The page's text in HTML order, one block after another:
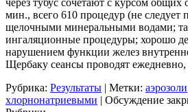
мин., всего 610 процедур (не
щелочными минеральными водами;
ингаляционные процедуры; хорошо
нарушением функции желез
Щербаку сеансы проводят
Рубрика: Результаты | Метки: аэрозоли
хлорнонатриевыми | Обсуждение